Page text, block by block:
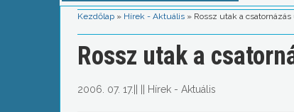
Kezdőlap » Hírek - Aktuális » Rossz utak a csatornázás
Rossz utak a
2006. 07. 17. Hírek - Aktuális